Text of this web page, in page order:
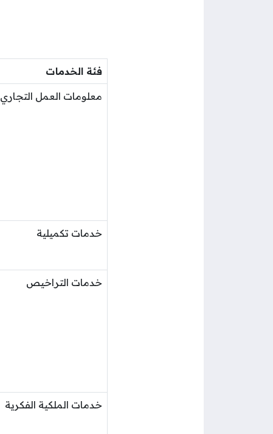
فئة الخدمات
معلومات العمل التجاري
خدمات تكميلية
خدمات التراخيص
خدمات الملكية الفكرية